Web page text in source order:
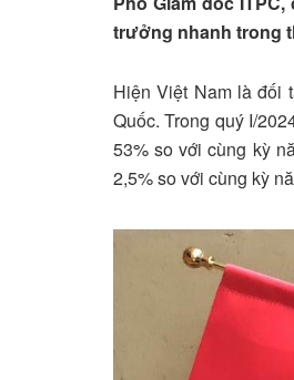
trưởng nhanh trong
Hiện Việt Nam là đối
Quốc. Trong quý I/
53% so với cùng kỳ
2,5% so với cùng kỳ